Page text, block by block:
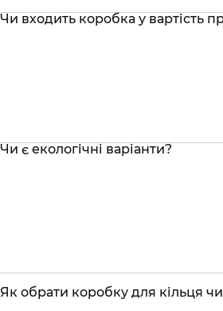
Чи входить коробка у вартість
Чи є екологічні варіанти?
Як обрати коробку для кільця